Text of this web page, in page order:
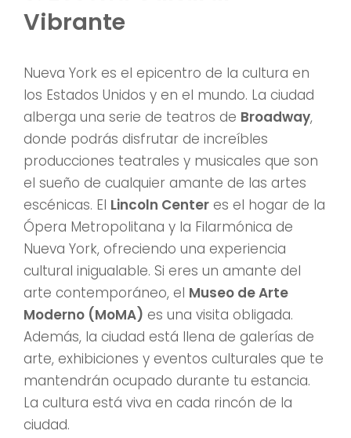
Vibrante
Nueva York es el epicentro de la cultura en
los Estados Unidos y en el mundo. La ciudad
alberga una serie de teatros de Broadway,
donde podrás disfrutar de increíbles
producciones teatrales y musicales que son
el sueño de cualquier amante de las artes
escénicas. El Lincoln Centeres el hogar de la
Ópera Metropolitana y la Filarmónica de
Nueva York, ofreciendo una experiencia
cultural inigualable. Si eres un amante del
arte contemporáneo, el Museo de Arte
Moderno (MoMA) es una visita obligada.
Además, la ciudad está llena de galerías de
arte, exhibiciones y eventos culturales que te
mantendrán ocupado durante tu estancia.
La cultura está viva en cada rincón de la
ciudad.